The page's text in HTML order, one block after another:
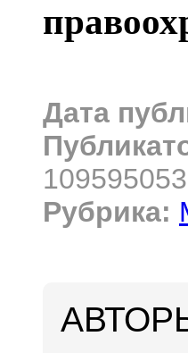
Дата
Рубрика: